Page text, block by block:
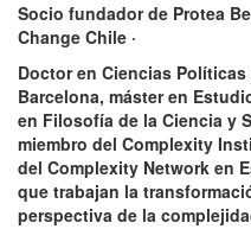
Socio fundador de Protea
Change Chile ·
Doctor en Ciencias
Barcelona, máster en
en Filosofía de la Ciencia y
miembro del Complexity
del Complexity Network en
que trabajan la
perspectiva de la